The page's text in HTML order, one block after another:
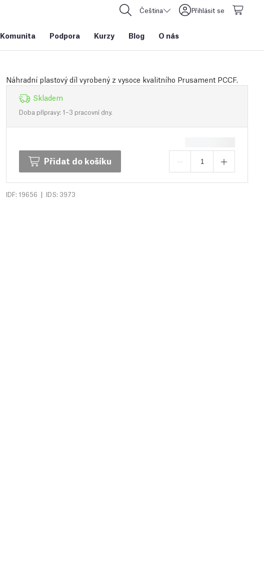
Čeština Přihlásit se
Komunita Podpora Kurzy Blog O nás
Náhradní plastový díl vyrobený z vysoce kvalitního Prusament PCCF.
Skladem
Doba přípravy: 1–3 pracovní dny.
Přidat do košíku
IDF: 19656 | IDS: 3973